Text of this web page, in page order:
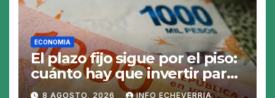
ECONOMIA
El plazo fijo sigue por el piso:
cuánto hay que invertir para
generar $50.000 en 30 días
8 AGOSTO, 2026 INFO ECHEVERRIA